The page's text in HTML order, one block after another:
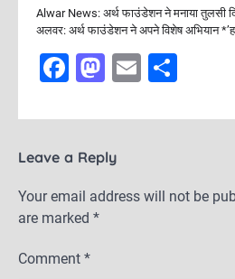
Alwar News: अर्थ फाउंडेशन ने मनाया तुलसी
अलवर: अर्थ फाउंडेशन ने अपने विशेष अभियान
F
c
e
b
o
k
M
st
o
d
o
E
ai ar
Leave a Reply
Your email address will not be
are marked *
Comment *